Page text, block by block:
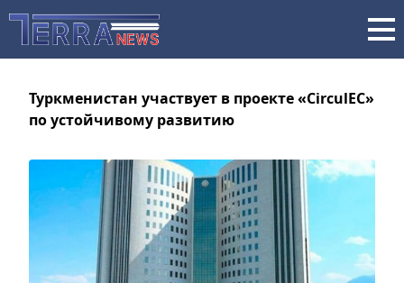
Туркменистан участвует в проекте «CirculEC»
по устойчивому развитию